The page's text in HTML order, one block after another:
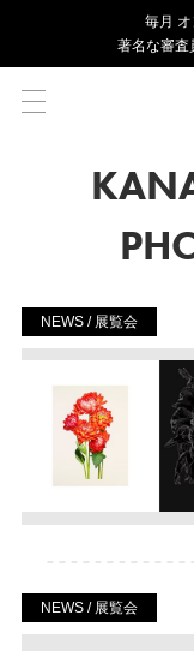
毎⽉
著名な審査
NEWS / 展覧会
NEWS / 展覧会